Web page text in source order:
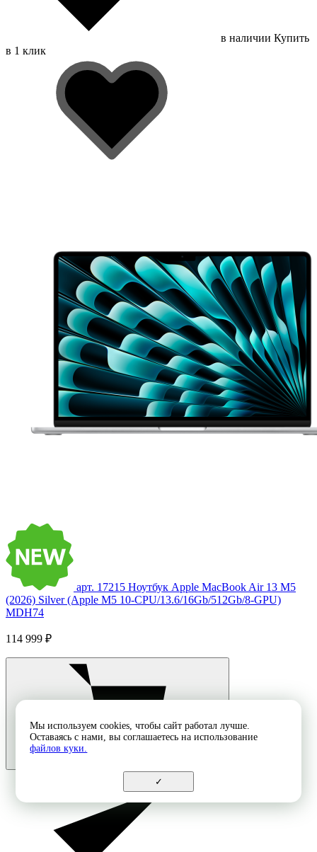
в наличии Купить
в 1 клик
арт. 17215 Ноутбук Apple MacBook Air 13 M5
(2026) Silver (Apple M5 10-CPU/13.6/16Gb/512Gb/8-GPU)
MDH74
114 999 ₽
Мы используем cookies, чтобы сайт работал лучше.
Оставаясь с нами, вы соглашаетесь на использование
файлов куки.
✓